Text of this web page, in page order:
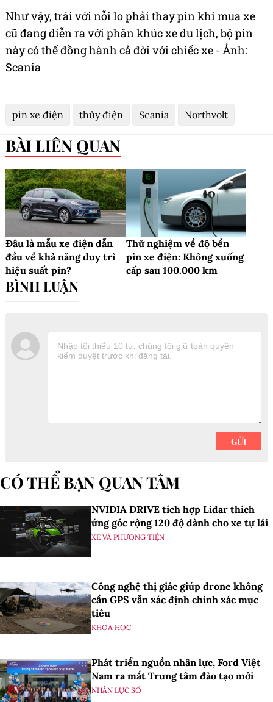
Như vậy, trái với nỗi lo phải thay pin khi mua xe
cũ đang diễn ra với phân khúc xe du lịch, bộ pin
này có thể đồng hành cả đời với chiếc xe - Ảnh:
Scania
pin xe điện thủy điện Scania Northvolt
BÀI LIÊN QUAN
Đâu là mẫu xe điện dẫn
đầu về khả năng duy trì
hiệu suất pin?
Thử nghiệm về độ bền
pin xe điện: Không xuống
cấp sau 100.000 km
CÓ THỂ BẠN QUAN TÂM
NVIDIA DRIVE tích hợp Lidar thích
ứng góc rộng 120 độ dành cho xe tự lái
XE VÀ PHƯƠNG TIỆN
Công nghệ thị giác giúp drone không
cần GPS vẫn xác định chính xác mục
tiêu
KHOA HỌC
Phát triển nguồn nhân lực, Ford Việt
Nam ra mắt Trung tâm đào tạo mới
NHÂN LỰC SỐ